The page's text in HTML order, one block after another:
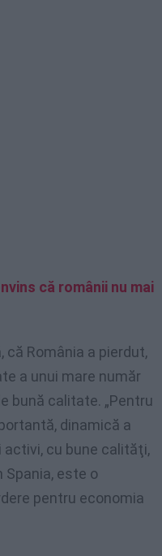
că românii nu mai
România a pierdut,
a unui mare număr
bună calitate. „Pentru
dinamică a
activi, cu bune calităţi,
Spania, este o
pentru economia